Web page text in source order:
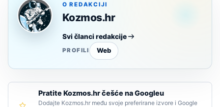
O REDAKCIJI
Kozmos.hr
Svi članci redakcije
PROFILI Web
Pratite Kozmos.hr češće na Googleu
Dodajte Kozmos.hr među svoje preferirane izvore i Google